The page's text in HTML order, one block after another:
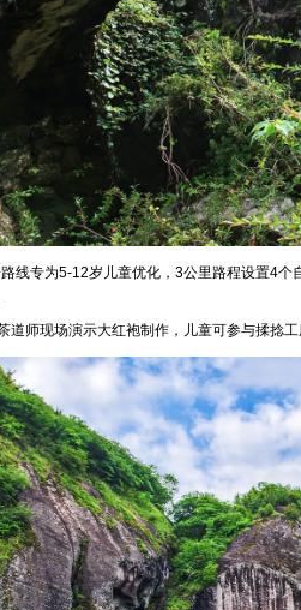
线专为5-12岁儿童优化，3公里路程设置4
道师现场演示大红袍制作，儿童可参与揉捻